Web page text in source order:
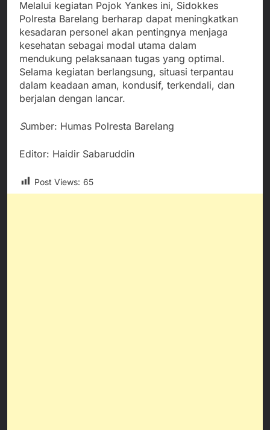
Melalui kegiatan Pojok Yankes ini, Sidokkes
Polresta Barelang berharap dapat meningkatkan
kesadaran personel akan pentingnya menjaga
kesehatan sebagai modal utama dalam
mendukung pelaksanaan tugas yang optimal.
Selama kegiatan berlangsung, situasi terpantau
dalam keadaan aman, kondusif, terkendali, dan
berjalan dengan lancar.
Sumber: Humas Polresta Barelang
Editor: Haidir Sabaruddin
Post Views: 65